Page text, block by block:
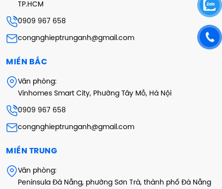
TP.HCM
0909 967 658
congnghieptrunganh@gmail.com
MIỀN BẮC
Văn phòng:
Vinhomes Smart City, Phường Tây Mỗ, Hà Nội
0909 967 658
congnghieptrunganh@gmail.com
MIỀN TRUNG
Văn phòng:
Peninsula Đà Nẵng, phường Sơn Trà, thành phố Đà Nẵng